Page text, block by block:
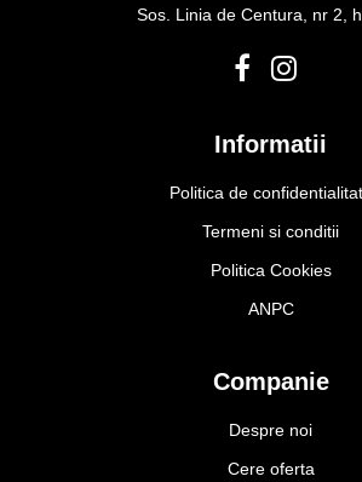
Sos. Linia de Centura, nr 2,
Informatii
Politica de
Termeni si conditii
Politica Cookies
ANPC
Companie
Despre noi
Cere oferta